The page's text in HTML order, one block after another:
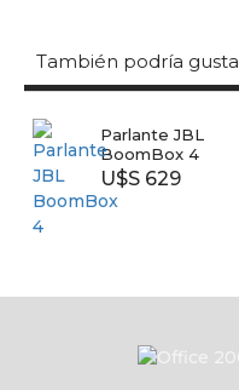
También podría
Parlante JBL
BoomBox 4
U$S 629